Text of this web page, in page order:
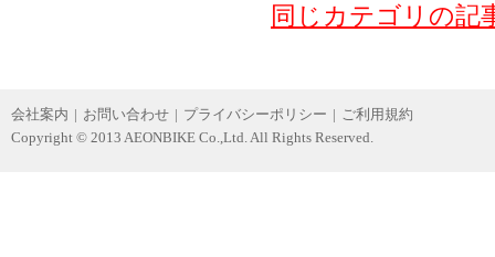
同じカテゴリの記
会社案内 | お問い合わせ | プライバシーポリシー | ご利用規約
Copyright © 2013 AEONBIKE Co.,Ltd. All Rights Reserved.